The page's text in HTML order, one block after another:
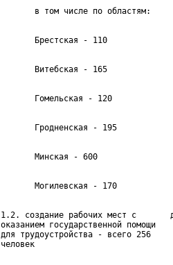
1.2. создание рабочих мест с
оказанием государственной помощи
для трудоустройства - всего 256